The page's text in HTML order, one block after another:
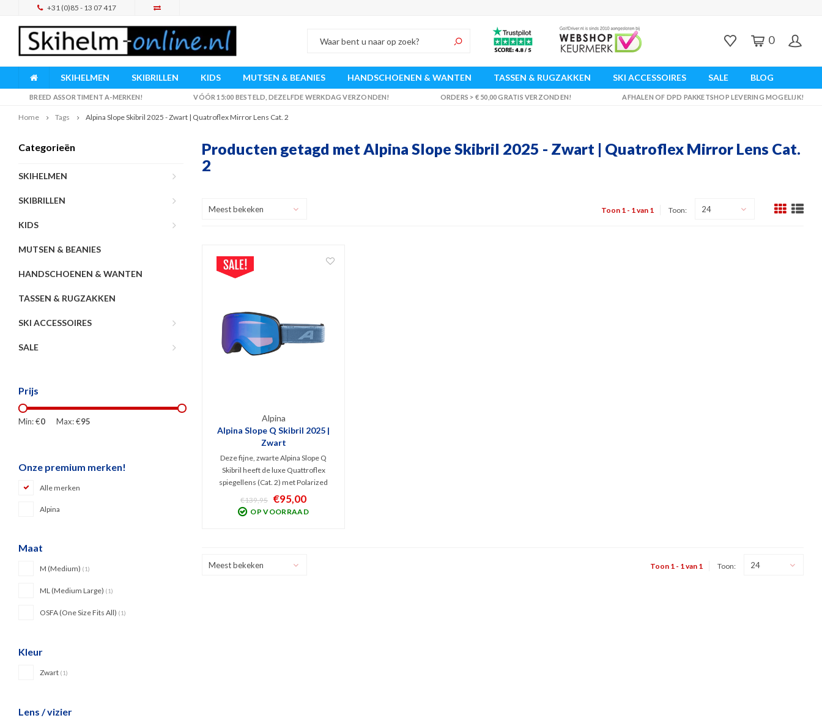
+31 (0)85 - 13 07 417
0
SKIHELMEN SKIBRILLEN KIDS MUTSEN & BEANIES HANDSCHOENEN & WANTEN TASSEN & RUGZAKKEN SKI ACCESSOIRES SALE BLOG
BREED ASSORTIMENT A-MERKEN! VÓÓR 15:00 BESTELD, DEZELFDE WERKDAG VERZONDEN! ORDERS > € 50,00 GRATIS VERZONDEN! AFHALEN OF DPD PAKKETSHOP LEVERING MOGELIJK!
Home Tags Alpina Slope Skibril 2025 - Zwart | Quatroflex Mirror Lens Cat. 2
Categorieën
SKIHELMEN
SKIBRILLEN
KIDS
MUTSEN & BEANIES
HANDSCHOENEN & WANTEN
TASSEN & RUGZAKKEN
SKI ACCESSOIRES
SALE
Prijs
Min: €0 Max: €95
Onze premium merken!
Alle merken
Alpina
Maat
M (Medium) (1)
ML (Medium Large) (1)
OSFA (One Size Fits All) (1)
Kleur
Zwart (1)
Lens / vizier
Producten getagd met Alpina Slope Skibril 2025 - Zwart | Quatroflex Mirror Lens Cat.
2
Meest bekeken Toon 1 - 1 van 1 Toon: 24
Alpina
Alpina Slope Q Skibril 2025 |
Zwart
Deze fijne, zwarte Alpina Slope Q
Skibril heeft de luxe Quattroflex
spiegellens (Cat. 2) met Polarized
filter tegen schitteringen. Het is een
medium-fit Frameless model met
cilindrisch design waarbij de lens
€139,95 €95,00
OP VOORRAAD
Meest bekeken Toon 1 - 1 van 1 Toon: 24